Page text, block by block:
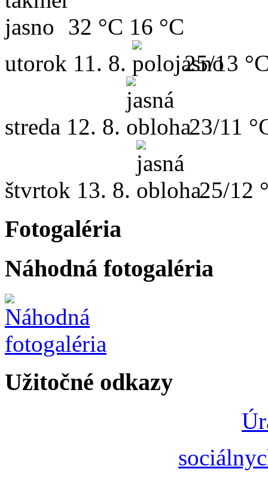
32 °C 16 °C
utorok 11. 8. 25/13
streda 12. 8. 23/11
štvrtok 13. 8. 25/12
Fotogaléria
Náhodná fotogaléria
Užitočné odkazy